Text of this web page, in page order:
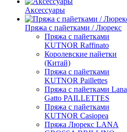
Аксессуары
Пряжа с пайетками / Люрекс
Пряжа с пайетками
KUTNOR Raffinato
Королевские пайетки
(Китай)
Пряжа с пайетками
KUTNOR Paillettes
Пряжа с пайетками Lana
Gatto PAILLETTES
Пряжа с пайетками
KUTNOR Casiopea
Пряжа Люрекс LANA